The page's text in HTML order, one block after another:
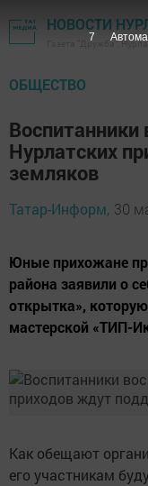
НОВОСТИ
Газета "Дружба",
ОБЩЕСТВО
Нурлатских
земляков
Татар-Информ, 30
Юные прихожане
района заявили о
открытка»,
мастерской «ТИП-
Как обещают
его участникам
6